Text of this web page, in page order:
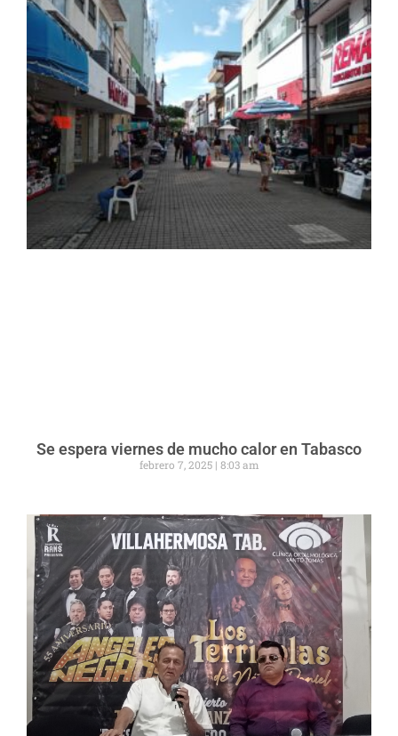
Se espera viernes de mucho calor en Tabasco
febrero 7, 2025 8:03 am